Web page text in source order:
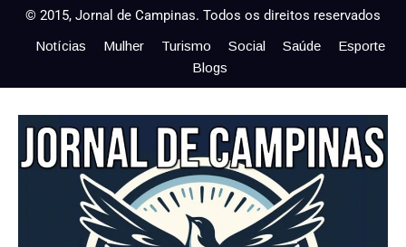
© 2015, Jornal de Campinas. Todos os direitos reservados
Notícias Mulher Turismo Social Saúde
Esporte
Blogs